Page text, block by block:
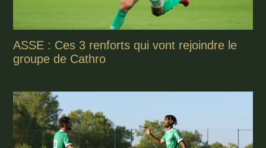
ASSE : Ces 3 renforts qui vont rejoindre le
groupe de Cathro